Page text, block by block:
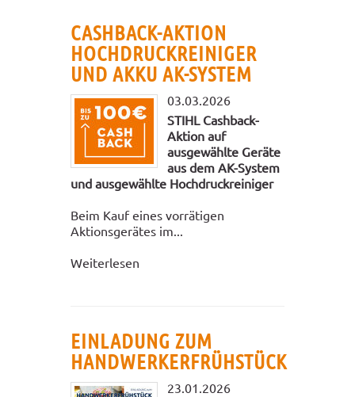
CASHBACK-AKTION
HOCHDRUCKREINIGER
UND AKKU AK-SYSTEM
03.03.2026
STIHL Cashback-
Aktion auf
ausgewählte Geräte
aus dem AK-System
und ausgewählte Hochdruckreiniger
Beim Kauf eines vorrätigen
Aktionsgerätes im...
Weiterlesen
EINLADUNG ZUM
HANDWERKERFRÜHSTÜCK
23.01.2026